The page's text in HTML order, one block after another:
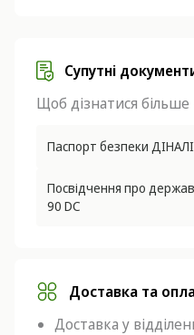
Супутні
Щоб дізнатися
Паспорт безпеки
Посвідчення про
90 DC
Доставка та
Доставка у